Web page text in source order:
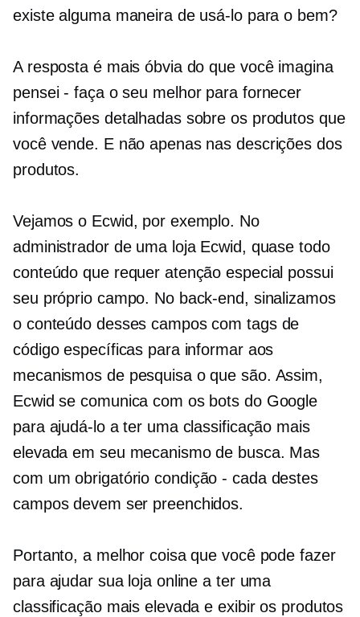
existe alguma maneira de usá-lo para o bem?
A resposta é mais óbvia do que você imagina
pensei - façao seu melhor para fornecer
informações detalhadas sobre os produtos que
você vende. E não apenas nas descrições dos
produtos.
Vejamos o Ecwid, por exemplo. No
administrador de uma loja Ecwid, quase todo
conteúdo que requer atenção especial possui
seu próprio campo. No back-end, sinalizamos
o conteúdo desses campos com tags de
código específicas para informar aos
mecanismos de pesquisa o que são. Assim,
Ecwid se comunica com os bots do Google
para ajudá-lo a ter uma classificação mais
elevada em seu mecanismo de busca. Mas
com um obrigatóriocondição - cadadestes
campos devem ser preenchidos.
Portanto, a melhor coisa que você pode fazer
para ajudar sua loja online a ter uma
classificação mais elevada e exibir os produtos